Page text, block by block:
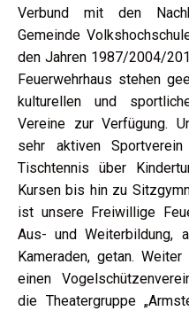
Verbund mit den
Gemeinde
den Jahren 1987/2004/
Feuerwehrhaus stehen
kulturellen und
Vereine zur Verfügung.
sehr aktiven
Tischtennis über
Kursen bis hin zu
ist unsere Freiwillige
Aus- und Weiterbildung,
Kameraden, getan.
einen
die Theatergruppe